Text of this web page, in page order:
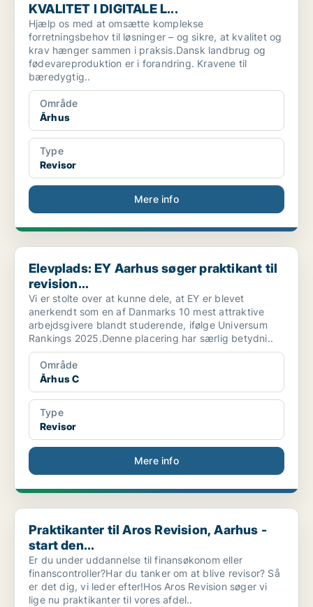
KVALITET I DIGITALE L...
Hjælp os med at omsætte komplekse
forretningsbehov til løsninger – og sikre, at kvalitet og
krav hænger sammen i praksis.Dansk landbrug og
fødevareproduktion er i forandring. Kravene til
bæredygtig..
Område
Århus
Type
Revisor
Mere info
Elevplads: EY Aarhus søger praktikant til revision...
Elevplads: EY Aarhus søger praktikant til
revision...
Vi er stolte over at kunne dele, at EY er blevet
anerkendt som en af Danmarks 10 mest attraktive
arbejdsgivere blandt studerende, ifølge Universum
Rankings 2025.Denne placering har særlig betydni..
Område
Århus C
Type
Revisor
Mere info
Praktikanter til Aros Revision, Aarhus - start den...
Praktikanter til Aros Revision, Aarhus -
start den...
Er du under uddannelse til finansøkonom eller
finanscontroller?Har du tanker om at blive revisor? Så
er det dig, vi leder efter!Hos Aros Revision søger vi
lige nu praktikanter til vores afdel..